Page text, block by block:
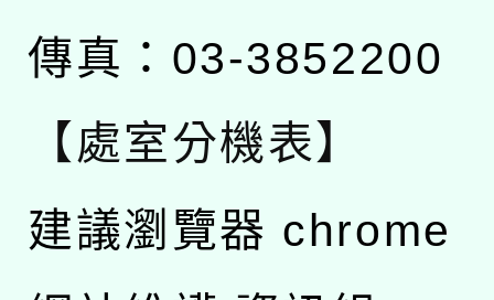
傳真：03-3852200
【處室分機表】
建議瀏覽器 chrome